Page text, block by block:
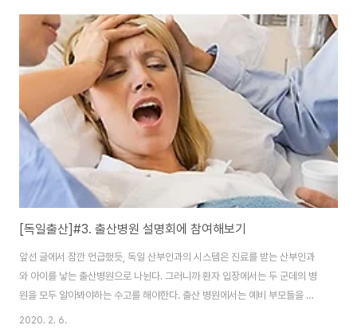
가방 준비 리스트 아래 리스트는 인터넷에 돌아다니는 출산가방 리스트
(Packliste Kliniktasche)를 한글로 옮겨놓은 것입니다. 실제로 경험해 보니,
아래 목록 중 실제로 필요한 것들도 있었고, 병원에서 제공하는 것들도 있었습
니다. 저희의 경험 상, 꼭 필요한 물건은 빨간색으로! 굳이 필요없는 것은 파란
[독일출산]#3. 출산병원 설명회에 참여해보기
앞선 글에서 잠깐 언급했듯, 독일 산부인과의 시스템은 진료를 받는 산부인과
와 아이를 낳는 출산병원으로 나뉜다. 그러니까 환자 입장에서는 두 군데의 병
원을 모두 알아봐야하는 수고를 해야한다. 출산 병원에서는 예비 부모들을 위
해 매달 정해진 날짜에 병원을 소개하는 설명회(?)가 열린다. 독일어로는
2020. 2. 6.